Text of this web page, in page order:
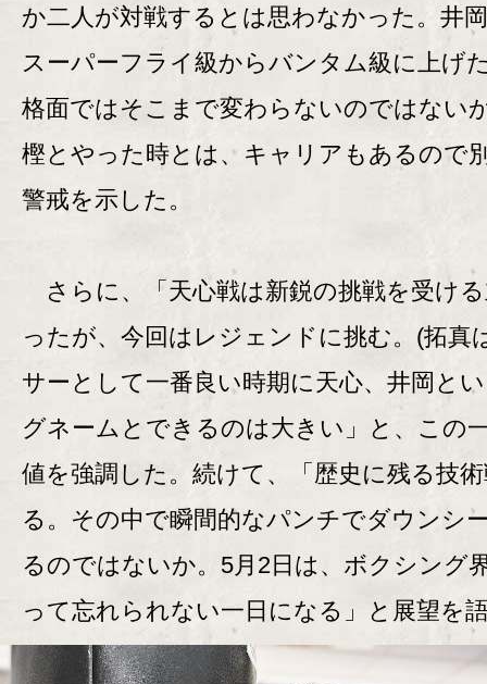
か二人が対戦するとは思わなかった。井
スーパーフライ級からバンタム級に上げ
格面ではそこまで変わらないのではない
樫とやった時とは、キャリアもあるので
警戒を示した。
さらに、「天心戦は新鋭の挑戦を受け
ったが、今回はレジェンドに挑む。(拓真
サーとして一番良い時期に天心、井岡と
グネームとできるのは大きい」と、この
値を強調した。続けて、「歴史に残る技
る。その中で瞬間的なパンチでダウンシ
るのではないか。5月2日は、ボクシング
って忘れられない一日になる」と展望を